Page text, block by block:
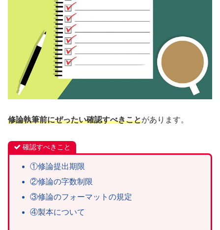
修論執筆前にぜったい確認すべきことがあります。
確認すべきこと
①修論提出期限
②修論の字数制限
③修論のフォーマットの規定
④製本について